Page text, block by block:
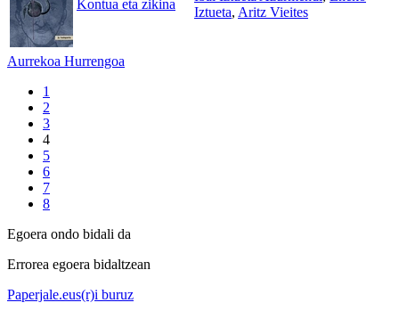
Kontua eta zikina
Iztueta, Aritz Vieites
Aurrekoa Hurrengoa
1
2
3
4
5
6
7
8
Egoera ondo bidali da
Errorea egoera bidaltzean
Paperjale.eus(r)i buruz